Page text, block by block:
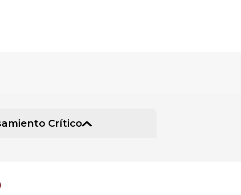
Crítico